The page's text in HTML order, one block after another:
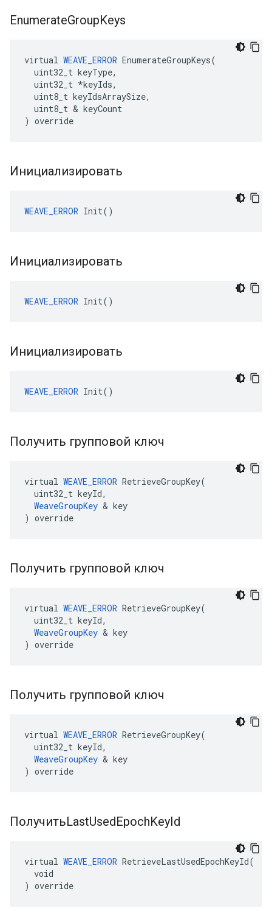
EnumerateGroupKeys
virtual WEAVE_ERROR EnumerateGroupKeys(
  uint32_t keyType,
  uint32_t *keyIds,
  uint8_t keyIdsArraySize,
  uint8_t & keyCount
) override
Инициализировать
WEAVE_ERROR Init()
Инициализировать
WEAVE_ERROR Init()
Инициализировать
WEAVE_ERROR Init()
Получить групповой ключ
virtual WEAVE_ERROR RetrieveGroupKey(
  uint32_t keyId,
WeaveGroupKey & key
) override
Получить групповой ключ
virtual WEAVE_ERROR RetrieveGroupKey(
  uint32_t keyId,
WeaveGroupKey & key
) override
Получить групповой ключ
virtual WEAVE_ERROR RetrieveGroupKey(
  uint32_t keyId,
WeaveGroupKey & key
) override
ПолучитьLastUsedEpochKeyId
virtual WEAVE_ERROR RetrieveLastUsedEpochKeyId(
  void
) override